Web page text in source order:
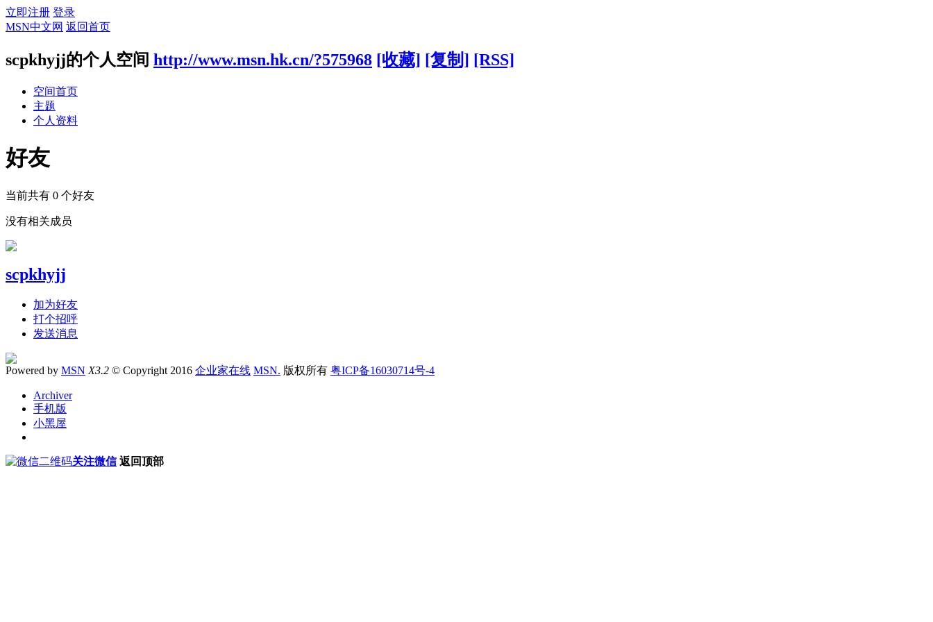
立即注册 登录
MSN中文网 返回首页
scpkhyjj的个人空间 http://www.msn.hk.cn/?575968 [收藏] [复制] [RSS]
空间首页
主题
个人资料
好友
当前共有 0 个好友
没有相关成员
scpkhyjj
加为好友
打个招呼
发送消息
Powered by MSN X3.2 © Copyright 2016 企业家在线 MSN. 版权所有 粤ICP备16030714号-4
Archiver
手机版
小黑屋
关注微信 返回顶部